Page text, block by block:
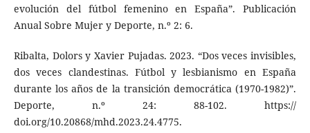
evolución del fútbol femenino en España”. Publicación
Anual Sobre Mujer y Deporte, n.º 2: 6.
Ribalta, Dolors y Xavier Pujadas. 2023. “Dos veces invisibles,
dos veces clandestinas. Fútbol y lesbianismo en España
durante los años de la transición democrática (1970-1982)”.
Deporte, n.º 24: 88-102. https://
doi.org/10.20868/mhd.2023.24.4775.